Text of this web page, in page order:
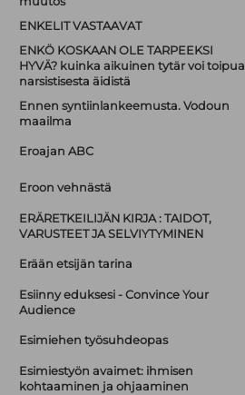
ENKELIT VASTAAVAT
ENKÖ KOSKAAN OLE TARPEEKSI
HYVÄ? kuinka aikuinen tytär voi toipua
narsistisesta äidistä
Ennen syntiinlankeemusta. Vodoun
maailma
Eroajan ABC
Eroon vehnästä
ERÄRETKEILIJÄN KIRJA : TAIDOT,
VARUSTEET JA SELVIYTYMINEN
Erään etsijän tarina
Esiinny eduksesi - Convince Your
Audience
Esimiehen työsuhdeopas
Esimiestyön avaimet: ihmisen
kohtaaminen ja ohjaaminen